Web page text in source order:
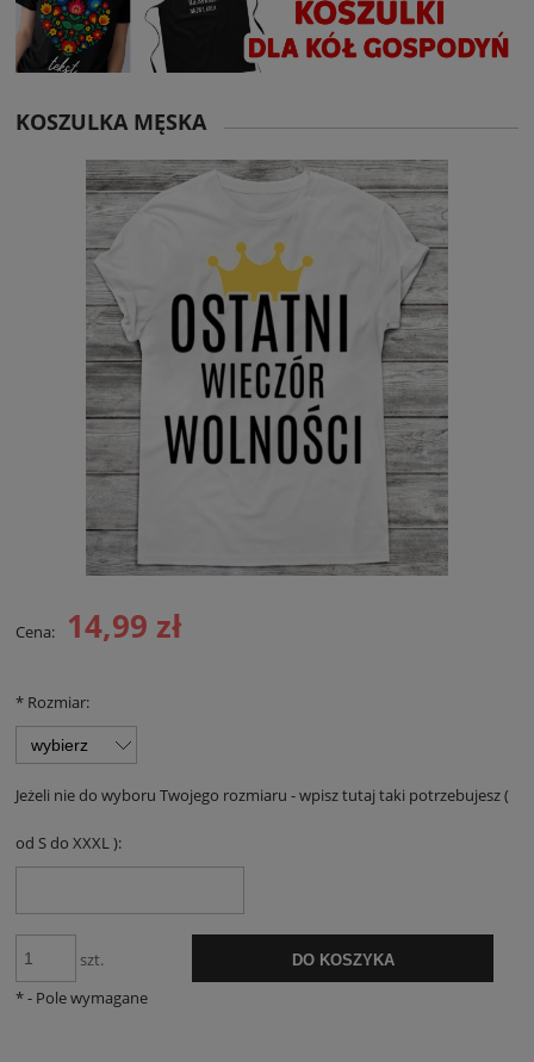
KOSZULKA MĘSKA
Cena: 14,99 zł
* Rozmiar:
Jeżeli nie do wyboru Twojego rozmiaru - wpisz tutaj taki potrzebujesz (
od S do XXXL ):
szt. DO KOSZYKA
*- Pole wymagane